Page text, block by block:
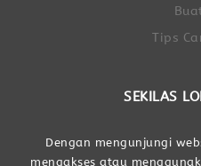
Tips
SEKILAS
Dengan mengunjungi
mengakses atau